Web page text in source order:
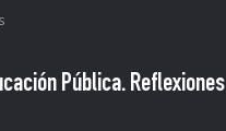
Pública. Reflexiones